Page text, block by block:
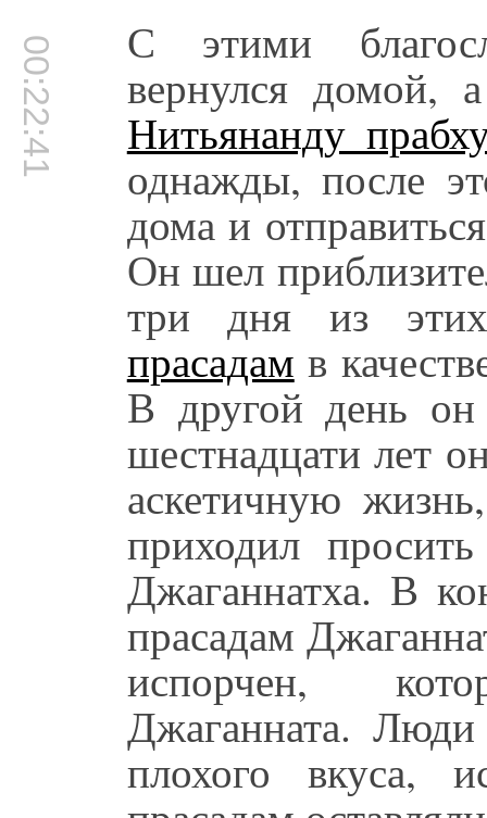
00:22:41 С этими
вернулся домой,
Нитьянанду
однажды, после
дома и
Он шел
три дня из
прасадам в
В другой день
шестнадцати лет
аскетичную
приходил
Джаганнатха. В
прасадам
испорчен,
Джаганната.
плохого вкуса,